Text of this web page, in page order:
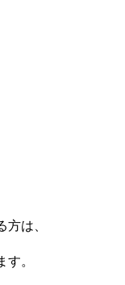
は、
。